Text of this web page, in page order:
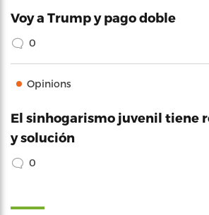
Voy a Trump y pago doble
0
Opinions
El sinhogarismo juvenil tiene
y solución
0